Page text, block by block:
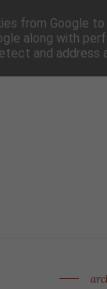
HOMEfrom Google
along with
and address